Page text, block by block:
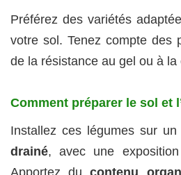
Préférez des variétés
votre sol. Tenez compte des
de la résistance au gel ou à la
Comment préparer le sol et
Installez ces légumes sur un
drainé, avec une